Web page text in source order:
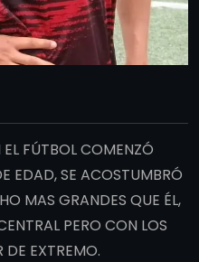
FÚTBOL COMENZÓ
EDAD, SE ACOSTUMBRÓ
MAS GRANDES QUE ÉL,
PERO CON LOS
EXTREMO.